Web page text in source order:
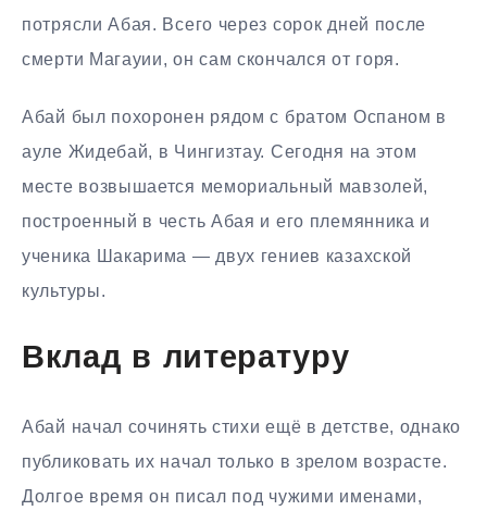
потрясли Абая. Всего через сорок дней после
смерти Магауии, он сам скончался от горя.
Абай был похоронен рядом с братом Оспаном в
ауле Жидебай, в Чингизтау. Сегодня на этом
месте возвышается мемориальный мавзолей,
построенный в честь Абая и его племянника и
ученика Шакарима — двух гениев казахской
культуры.
Вклад в литературу
Абай начал сочинять стихи ещё в детстве, однако
публиковать их начал только в зрелом возрасте.
Долгое время он писал под чужими именами,